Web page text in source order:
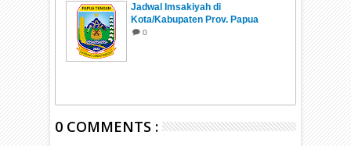
Jadwal Imsakiyah di
Kota/Kabupaten Prov. Papua
Tengah Ramadhan 1447 H/2026
0
0 COMMENTS :